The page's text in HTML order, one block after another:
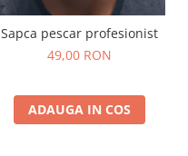
Sapca pescar profesionist
49,00 RON
ADAUGA IN COS